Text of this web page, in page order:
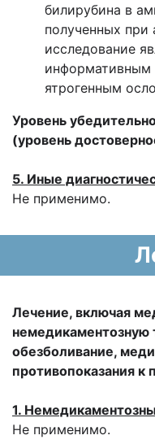
билирубина в
полученных при
исследование
информативным
ятрогенным
Уровень
(уровень
5. Иные
Не применимо.
Лечение, включая
немедикаментозную
обезболивание,
противопоказания
1.
Не применимо.